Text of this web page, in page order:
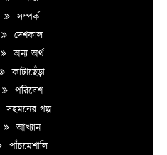
সম্পর্ক
দেশকাল
অন্য অর্থ
কাটাছেঁড়া
পরিবেশ
সহমনের গল্প
আখ্যান
পাঁচমেশালি